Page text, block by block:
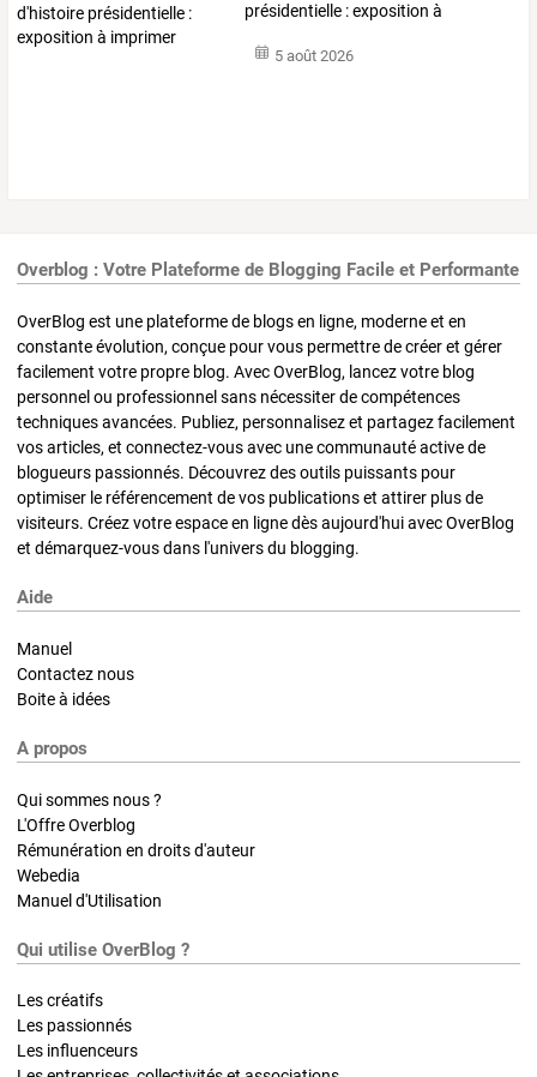
présidentielle : exposition à
5 août 2026
Overblog : Votre Plateforme de Blogging Facile et Performante
OverBlog est une plateforme de blogs en ligne, moderne et en
constante évolution, conçue pour vous permettre de créer et gérer
facilement votre propre blog. Avec OverBlog, lancez votre blog
personnel ou professionnel sans nécessiter de compétences
techniques avancées. Publiez, personnalisez et partagez facilement
vos articles, et connectez-vous avec une communauté active de
blogueurs passionnés. Découvrez des outils puissants pour
optimiser le référencement de vos publications et attirer plus de
visiteurs. Créez votre espace en ligne dès aujourd'hui avec OverBlog
et démarquez-vous dans l'univers du blogging.
Aide
Manuel
Contactez nous
Boite à idées
A propos
Qui sommes nous ?
L'Offre Overblog
Rémunération en droits d'auteur
Webedia
Manuel d'Utilisation
Qui utilise OverBlog ?
Les créatifs
Les passionnés
Les influenceurs